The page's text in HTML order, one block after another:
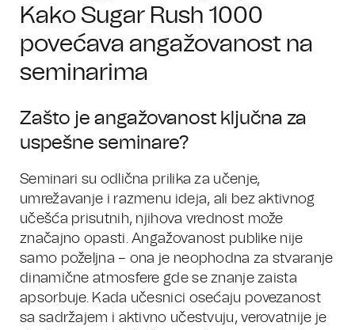
Kako Sugar Rush 1000
povećava angažovanost na
seminarima
Zašto je angažovanost ključna za
uspešne seminare?
Seminari su odlična prilika za učenje,
umrežavanje i razmenu ideja, ali bez aktivnog
učešća prisutnih, njihova vrednost može
značajno opasti. Angažovanost publike nije
samo poželjna – ona je neophodna za stvaranje
dinamične atmosfere gde se znanje zaista
apsorbuje. Kada učesnici osećaju povezanost
sa sadržajem i aktivno učestvuju, verovatnije je